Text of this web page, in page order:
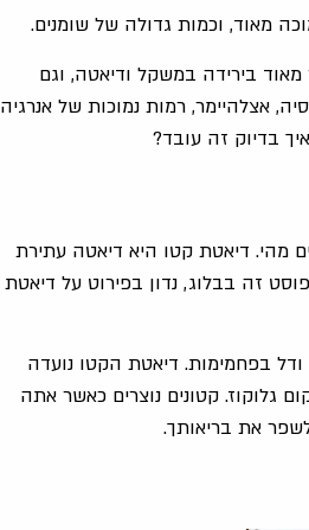
מאוד, וכמות גדולה של שומנים.
בירידה במשקל ודיאטה, וגם
אצלהיימר, רמות נמוכות של אנרגיה
בדיוק זה עובד?
מהי. דיאטת קטו היא דיאטה עתירת
זה בבלוג, נדון בפירוט על דיאטת
בפחמימות. דיאטת הקטו נועדה
גלוקוז. קטונים נוצרים כאשר אתה
את בריאותך.